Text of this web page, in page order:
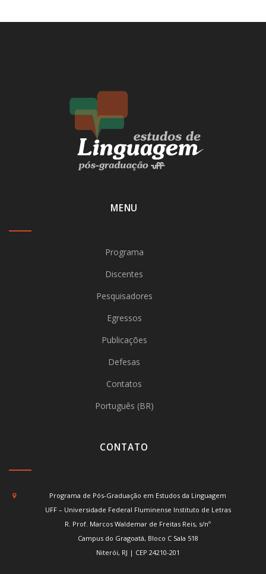
MENU
Programa
Discentes
Pesquisadores
Egressos
Publicações
Defesas
Contatos
Português (BR)
CONTATO
Programa de Pós-Graduação em Estudos da Linguagem
UFF – Universidade Federal Fluminense Instituto de Letras
R. Prof. Marcos Waldemar de Freitas Reis, s/nº
Campus do Gragoatá, Bloco C Sala 518
Niterói, RJ | CEP 24210-201